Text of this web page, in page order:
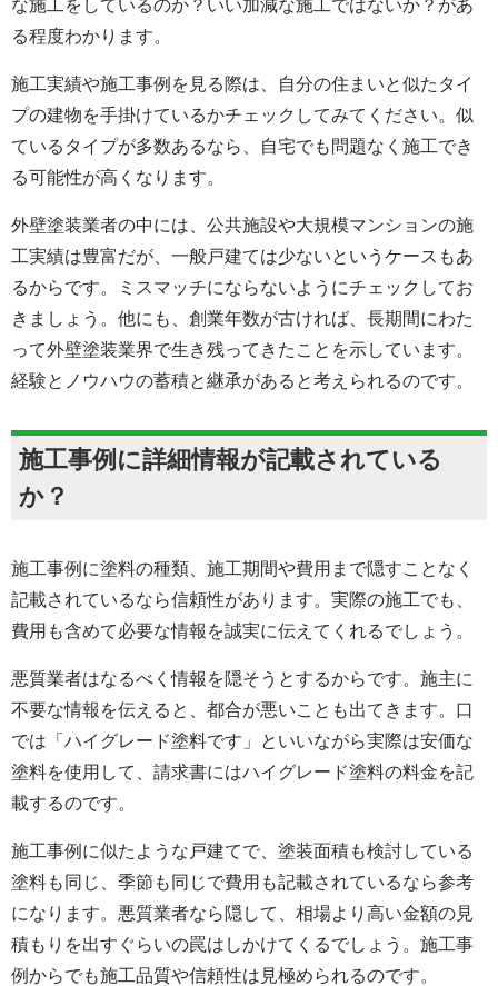
な施工をしているのか？いい加減な施工ではないか？があ
る程度わかります。
施工実績や施工事例を見る際は、自分の住まいと似たタイ
プの建物を手掛けているかチェックしてみてください。似
ているタイプが多数あるなら、自宅でも問題なく施工でき
る可能性が高くなります。
外壁塗装業者の中には、公共施設や大規模マンションの施
工実績は豊富だが、一般戸建ては少ないというケースもあ
るからです。ミスマッチにならないようにチェックしてお
きましょう。他にも、創業年数が古ければ、長期間にわた
って外壁塗装業界で生き残ってきたことを示しています。
経験とノウハウの蓄積と継承があると考えられるのです。
施工事例に詳細情報が記載されている
か？
施工事例に塗料の種類、施工期間や費用まで隠すことなく
記載されているなら信頼性があります。実際の施工でも、
費用も含めて必要な情報を誠実に伝えてくれるでしょう。
悪質業者はなるべく情報を隠そうとするからです。施主に
不要な情報を伝えると、都合が悪いことも出てきます。口
では「ハイグレード塗料です」といいながら実際は安価な
塗料を使用して、請求書にはハイグレード塗料の料金を記
載するのです。
施工事例に似たような戸建てで、塗装面積も検討している
塗料も同じ、季節も同じで費用も記載されているなら参考
になります。悪質業者なら隠して、相場より高い金額の見
積もりを出すぐらいの罠はしかけてくるでしょう。施工事
例からでも施工品質や信頼性は見極められるのです。